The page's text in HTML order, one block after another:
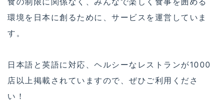
環境を日本に創るために、サービスを運営していま
す。
日本語と英語に対応、ヘルシーなレストランが1000
店以上掲載されていますので、ぜひご利用くださ
い！